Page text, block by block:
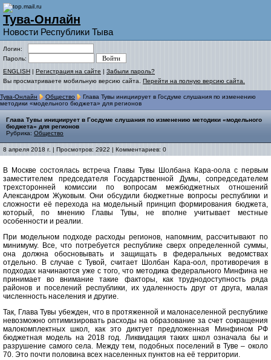
Тува-Онлайн
Новости Республики Тыва
Логин:
Пароль:
ENGLISH | Регистрация на сайте | Забыли пароль?
Вы просматриваете мобильную версию сайта. Перейти на полную версию сайта.
Тува-Онлайн Общество
Глава Тувы инициирует в Госдуме слушания по изменению
методики «модельного бюджета» для регионов
Глава Тувы инициирует в Госдуме слушания по изменению методики «модельного
бюджета» для регионов
Рубрика: Общество
8 апреля 2018 г. | Просмотров: 2922 | Комментариев: 0
В Москве состоялась встреча Главы Тувы Шолбана Кара-оола с первым
заместителем председателя Государственной Думы, сопредседателем
трехсторонней комиссии по вопросам межбюджетных отношений
Александром Жуковым. Они обсудили бюджетные вопросы республики и
сложности её перехода на модельный принцип формирования бюджета,
который, по мнению Главы Тувы, не вполне учитывает местные
особенности и реалии.
При модельном подходе расходы регионов, напомним, рассчитывают по
минимуму. Все, что потребуется республике сверх определенной суммы,
она должна обосновывать и защищать в федеральных ведомствах
отдельно. В случае с Тувой, считает Шолбан Кара-оол, противоречия в
подходах начинаются уже с того, что методика федерального Минфина не
принимает во внимание такие факторы, как труднодоступность ряда
районов и поселений республики, их удаленность друг от друга, малая
численность населения и другие.
Так, Глава Тувы убежден, что в протяженной и малонаселенной республике
невозможно оптимизировать расходы на образование за счет сокращения
малокомплектных школ, как это диктует предложенная Минфином РФ
бюджетная модель на 2018 год. Ликвидация таких школ означала бы и
разрушение самого села. Между тем, подобных поселений в Туве – около
70. Это почти половина всех населенных пунктов на её территории.